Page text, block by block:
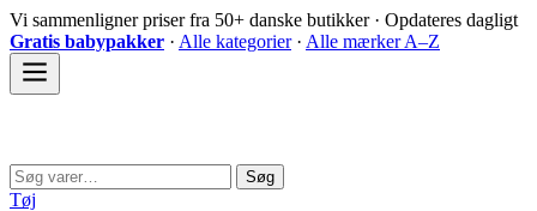
Spring
til
indhold
Vi sammenligner priser fra 50+ danske butikker · Opdateres dagligt
Gratis babypakker · Alle kategorier· Alle mærker A–Z
Søg
efter:
Søg
Tøj